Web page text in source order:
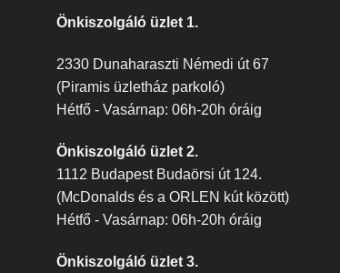
Önkiszolgáló üzlet 1.
2330 Dunaharaszti Némedi út 67
(Piramis üzletház parkoló)
Hétfő - Vasárnap: 06h-20h óráig
Önkiszolgáló üzlet 2.
1112 Budapest Budaörsi út 124.
(McDonalds és a ORLEN kút között)
Hétfő - Vasárnap: 06h-20h óráig
Önkiszolgáló üzlet 3.